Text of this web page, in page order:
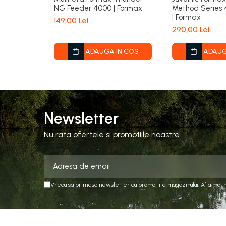
NG Feeder 4000 | Formax
149,00 Lei
ADAUGA IN COS
Method Series
| Formax
290,00 Lei
Newsletter
Nu rata ofertele si promotiile noastre
Vreau sa primesc newsletter cu promotiile magazinului. Afla mai